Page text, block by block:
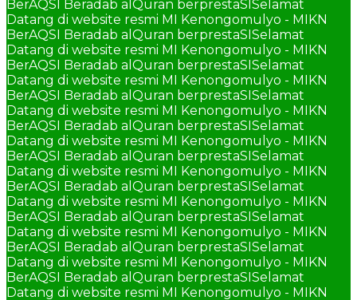
BerAQSI Beradab alQuran berprestaSISelamat
Datang di website resmi MI Kenongomulyo - MIKN
BerAQSI Beradab alQuran berprestaSISelamat
Datang di website resmi MI Kenongomulyo - MIKN
BerAQSI Beradab alQuran berprestaSISelamat
Datang di website resmi MI Kenongomulyo - MIKN
BerAQSI Beradab alQuran berprestaSISelamat
Datang di website resmi MI Kenongomulyo - MIKN
BerAQSI Beradab alQuran berprestaSISelamat
Datang di website resmi MI Kenongomulyo - MIKN
BerAQSI Beradab alQuran berprestaSISelamat
Datang di website resmi MI Kenongomulyo - MIKN
BerAQSI Beradab alQuran berprestaSISelamat
Datang di website resmi MI Kenongomulyo - MIKN
BerAQSI Beradab alQuran berprestaSISelamat
Datang di website resmi MI Kenongomulyo - MIKN
BerAQSI Beradab alQuran berprestaSISelamat
Datang di website resmi MI Kenongomulyo - MIKN
BerAQSI Beradab alQuran berprestaSISelamat
Datang di website resmi MI Kenongomulyo - MIKN